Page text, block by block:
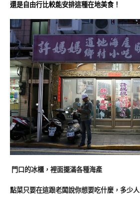
還是自由行比較能安排這種在地美食！
門口的冰櫃，裡面擺滿各種海產
點菜只要在這跟老闆說你想要吃什麼，多少人